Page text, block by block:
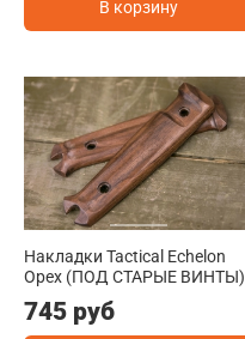
В корзину
Накладки Tactical Echelon
Орех (ПОД СТАРЫЕ ВИНТЫ)
745 руб